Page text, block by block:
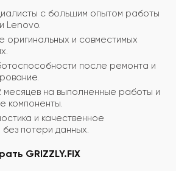
с большим опытом работы
Lenovo.
оригинальных и совместимых
после ремонта и
месяцев на выполненные работы и
компоненты.
и качественное
потери данных.
GRIZZLY.FIX